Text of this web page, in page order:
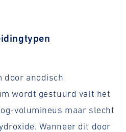
door anodisch
wordt gestuurd valt het
volumineus maar slecht
Wanneer dit door